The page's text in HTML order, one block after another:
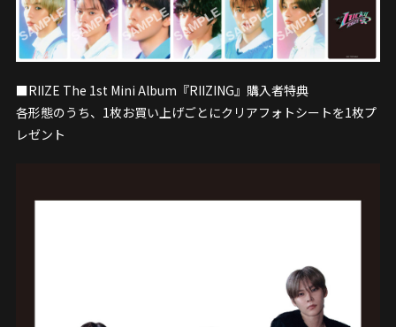
■RIIZE The 1st Mini Album『RIIZING』購入者特典
各形態のうち、1枚お買い上げごとにクリアフォトシートを1枚プ
レゼント